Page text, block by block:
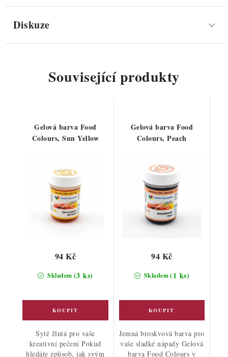
Diskuze
Související produkty
Gelová barva Food
Colours, Sun Yellow
Skladem (3 ks)
94 Kč
Sytě žlutá pro vaše
kreativní pečení Pokud
hledáte způsob, jak svým
Gelová barva Food
Colours, Peach
Skladem(1 ks)
94 Kč
Jemná broskvová barva pro
vaše sladké nápady Gelová
barva Food Colours v